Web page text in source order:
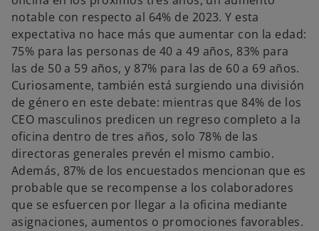
notable con respecto al 64% de 2023. Y esta
expectativa no hace más que aumentar con la edad:
75% para las personas de 40 a 49 años, 83% para
las de 50 a 59 años, y 87% para las de 60 a 69 años.
Curiosamente, también está surgiendo una división
de género en este debate: mientras que 84% de los
CEO masculinos predicen un regreso completo a la
oficina dentro de tres años, solo 78% de las
directoras generales prevén el mismo cambio.
Además, 87% de los encuestados mencionan que es
probable que se recompense a los colaboradores
que se esfuercen por llegar a la oficina mediante
asignaciones, aumentos o promociones favorables.